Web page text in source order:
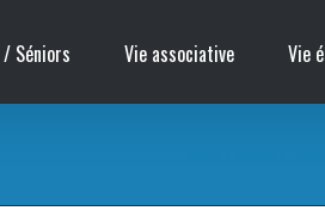
/ Séniors Vie associative Vie